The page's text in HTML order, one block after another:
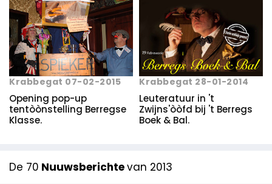
Krabbegat 07-02-2015
Opening pop-up
tentòònstelling Berregse
Klasse.
Krabbegat 28-01-2014
Leuteratuur in 't
Zwijns'òòfd bij 't Berregs
Boek & Bal.
De 70 Nuuwsberichtevan 2013